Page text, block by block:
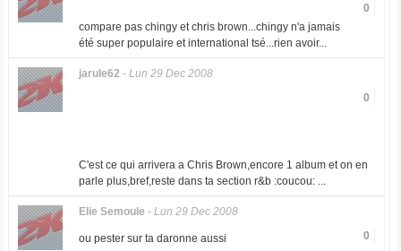
0
compare pas chingy et chris brown...chingy n'a jamais
été super populaire et international tsé...rien avoir...
jarule62 - Lun 29 Dec 2008
0
C'est ce qui arrivera a Chris Brown,encore 1 album et on en
parle plus,bref,reste dans ta section r&b :coucou: ...
Elie Semoule - Lun 29 Dec 2008
0
ou pester sur ta daronne aussi